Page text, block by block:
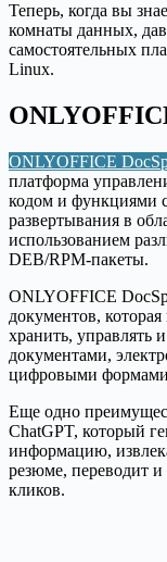
Теперь, когда вы
комнаты данных,
самостоятельных
Linux.
ONLYOFFICE
платформа
кодом и функциями
развертывания в
использованием
DEB/RPM-пакеты.
ONLYOFFICE
документов,
хранить, управлять
документами,
цифровыми
Еще одно
ChatGPT, который
информацию,
резюме, переводит и
кликов.